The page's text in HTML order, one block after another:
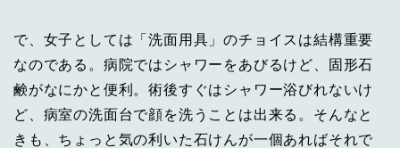
で、女子としては「洗面用具」のチョイスは結構重要
なのである。病院ではシャワーをあびるけど、固形石
鹸がなにかと便利。術後すぐはシャワー浴びれないけ
ど、病室の洗面台で顔を洗うことは出来る。そんなと
きも、ちょっと気の利いた石けんが一個あればそれで